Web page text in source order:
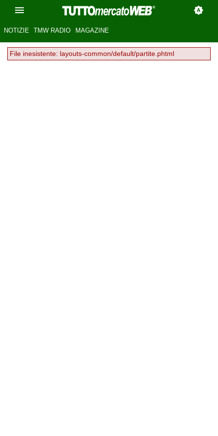
NOTIZIE TMW RADIO MAGAZINE
File inesistente: layouts-common/default/partite.phtml